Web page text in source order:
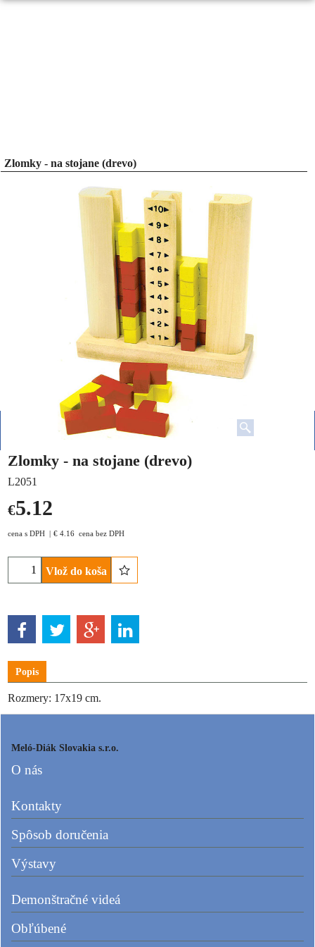
Zlomky - na stojane (drevo)
Zlomky - na stojane (drevo)
L2051
€5.12
cena s DPH € 4.16 cena bez DPH
Vlož do koša
Popis
Rozmery: 17x19 cm.
Meló-Diák Slovakia s.r.o.
O nás
Kontakty
Spôsob doručenia
Výstavy
Demonštračné videá
Obľúbené